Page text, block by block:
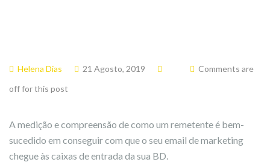
Helena Dias 21 Agosto, 2019
Comments are
off for this post
A medição e compreensão de como um remetente é bem-
sucedido em conseguir com que o seu email de marketing
chegue às caixas de entrada da sua BD.